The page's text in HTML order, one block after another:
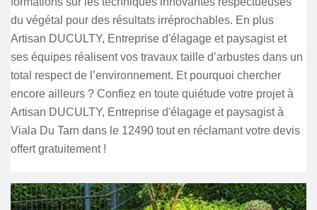
du végétal pour des résultats irréprochables. En plus
Artisan DUCULTY, Entreprise d'élagage et paysagist et
ses équipes réalisent vos travaux taille d’arbustes dans un
total respect de l’environnement. Et pourquoi chercher
encore ailleurs ? Confiez en toute quiétude votre projet à
Artisan DUCULTY, Entreprise d'élagage et paysagist à
Viala Du Tarn dans le 12490 tout en réclamant votre devis
offert gratuitement !